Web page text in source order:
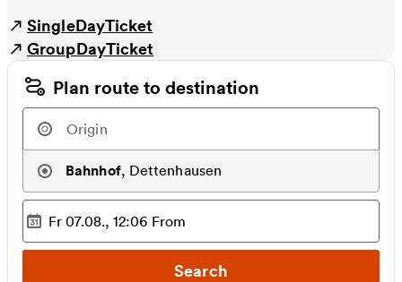
SingleDayTicket
GroupDayTicket
Plan route to destination
Bahnhof, Dettenhausen
Selected time :
Fr 07.08., 12:06 From
Search